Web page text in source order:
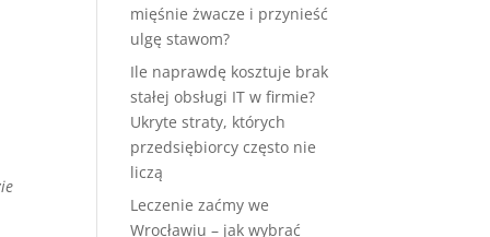
mięśnie żwacze i przynieść
ulgę stawom?
Ile naprawdę kosztuje brak
stałej obsługi IT w firmie?
Ukryte straty, których
przedsiębiorcy często nie
liczą
Leczenie zaćmy we
Wrocławiu – jak wybrać